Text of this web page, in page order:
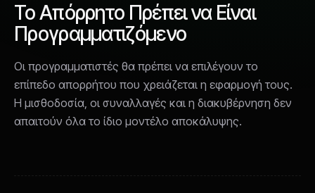
Το Απόρρητο Πρέπει να Είναι
Προγραμματιζόμενο
Οι προγραμματιστές θα πρέπει να επιλέγουν το
επίπεδο απορρήτου που χρειάζεται η εφαρμογή τους.
Η μισθοδοσία, οι συναλλαγές και η διακυβέρνηση δεν
απαιτούν όλα το ίδιο μοντέλο αποκάλυψης.